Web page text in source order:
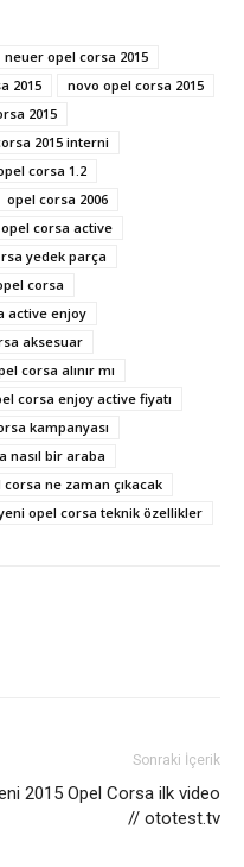
neuer opel corsa 2015
2015
novo opel corsa 2015
2015
2015 interni
corsa 1.2
opel corsa 2006
opel corsa active
yedek parça
corsa
active enjoy
aksesuar
corsa alınır mı
corsa enjoy active fiyatı
kampanyası
nasıl bir araba
ne zaman çıkacak
opel corsa teknik özellikler
Sonraki İçerik
2015 Opel Corsa ilk video
// ototest.tv